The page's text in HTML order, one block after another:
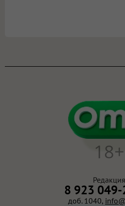
Редакция
8 923
доб. 1040,
18+